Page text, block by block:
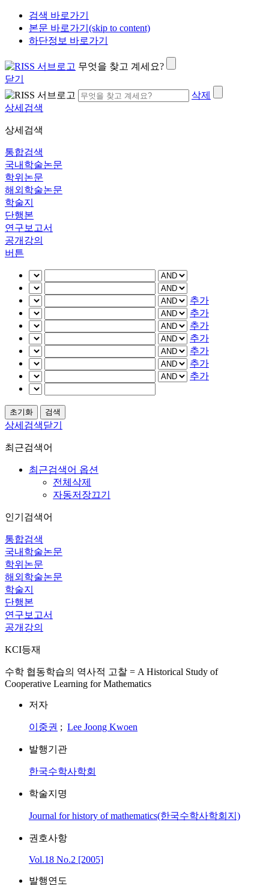
검색 바로가기
본문 바로가기(skip to content)
하단정보 바로가기
무엇을 찾고 계세요?
닫기
삭제
상세검색
상세검색
통합검색
국내학술논문
학위논문
해외학술논문
학술지
단행본
연구보고서
공개강의
버튼
추가
추가
추가
추가
추가
추가
추가
상세검색닫기
최근검색어
최근검색어 옵션
전체삭제
자동저장끄기
인기검색어
통합검색
국내학술논문
학위논문
해외학술논문
학술지
단행본
연구보고서
공개강의
KCI등재
수학 협동학습의 역사적 고찰 = A Historical Study of
Cooperative Learning for Mathematics
저자
이중권 ; Lee Joong Kwoen
발행기관
한국수학사학회
학술지명
Journal for history of mathematics(한국수학사학회지)
권호사항
Vol.18 No.2 [2005]
발행연도